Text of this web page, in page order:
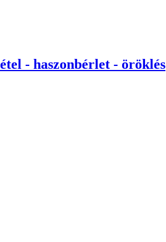
- haszonbérlet - öröklés